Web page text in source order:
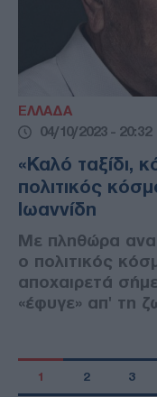
ΕΛΛΑΔΑ
04/10/2023 - 20:32
«Καλό ταξίδι,
πολιτικός
Ιωαννίδη
Με πληθώρα
ο πολιτικός
αποχαιρετά
«έφυγε» απ' τη
1 2 3